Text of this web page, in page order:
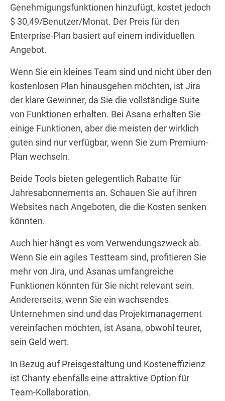
Genehmigungsfunktionen hinzufügt, kostet jedoch
$ 30,49/Benutzer/Monat. Der Preis für den
Enterprise-Plan basiert auf einem individuellen
Angebot.
Wenn Sie ein kleines Team sind und nicht über den
kostenlosen Plan hinausgehen möchten, ist Jira
der klare Gewinner, da Sie die vollständige Suite
von Funktionen erhalten. Bei Asana erhalten Sie
einige Funktionen, aber die meisten der wirklich
guten sind nur verfügbar, wenn Sie zum Premium-
Plan wechseln.
Beide Tools bieten gelegentlich Rabatte für
Jahresabonnements an. Schauen Sie auf ihren
Websites nach Angeboten, die die Kosten senken
könnten.
Auch hier hängt es vom Verwendungszweck ab.
Wenn Sie ein agiles Testteam sind, profitieren Sie
mehr von Jira, und Asanas umfangreiche
Funktionen könnten für Sie nicht relevant sein.
Andererseits, wenn Sie ein wachsendes
Unternehmen sind und das Projektmanagement
vereinfachen möchten, ist Asana, obwohl teurer,
sein Geld wert.
In Bezug auf Preisgestaltung und Kosteneffizienz
ist Chanty ebenfalls eine attraktive Option für
Team-Kollaboration.